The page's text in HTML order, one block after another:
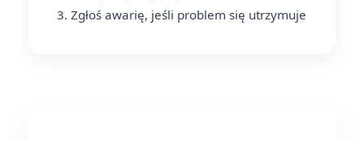
Zgłoś awarię, jeśli problem się utrzymuje